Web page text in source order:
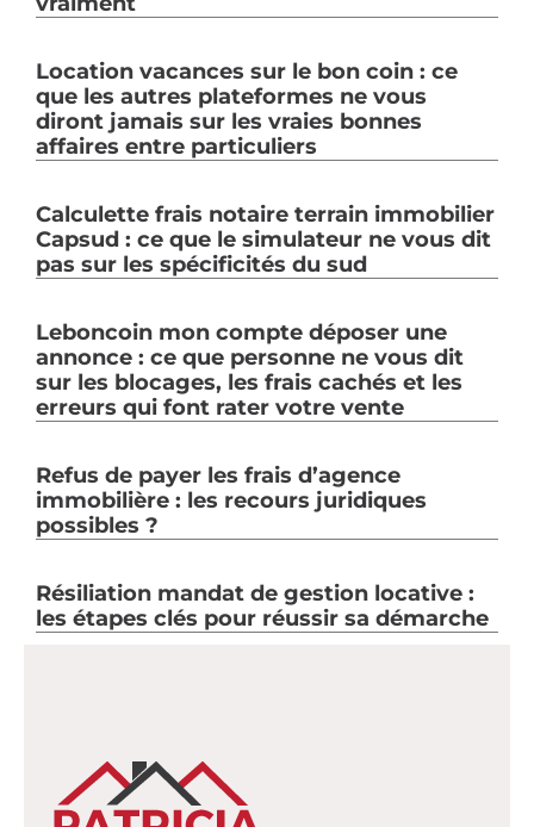
Location vacances sur le bon coin : ce
que les autres plateformes ne vous
diront jamais sur les vraies bonnes
affaires entre particuliers
Calculette frais notaire terrain immobilier
Capsud : ce que le simulateur ne vous dit
pas sur les spécificités du sud
Leboncoin mon compte déposer une
annonce : ce que personne ne vous dit
sur les blocages, les frais cachés et les
erreurs qui font rater votre vente
Refus de payer les frais d’agence
immobilière : les recours juridiques
possibles ?
Résiliation mandat de gestion locative :
les étapes clés pour réussir sa démarche